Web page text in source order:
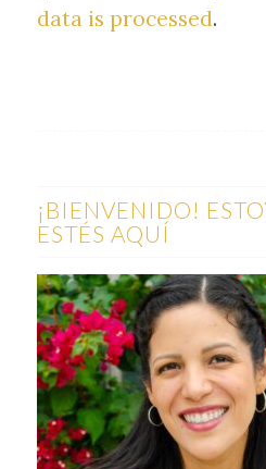
data is processed.
¡BIENVENIDO!
ESTÉS AQUÍ